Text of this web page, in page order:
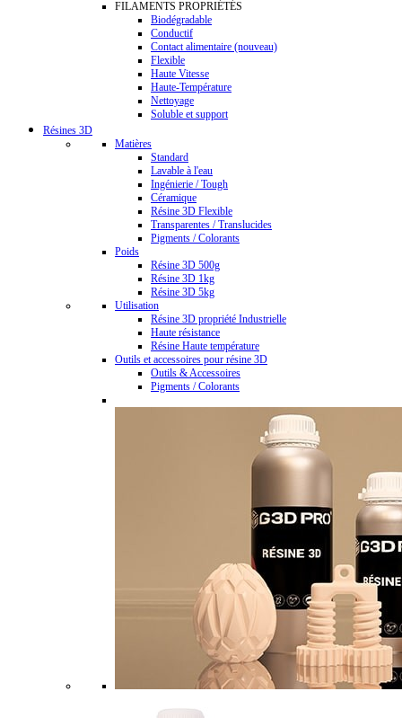
FILAMENTS PROPRIÉTÉS
Biodégradable
Conductif
Contact alimentaire (nouveau)
Flexible
Haute Vitesse
Haute-Température
Nettoyage
Soluble et support
Résines 3D
Matières
Standard
Lavable à l'eau
Ingénierie / Tough
Céramique
Résine 3D Flexible
Transparentes / Translucides
Pigments / Colorants
Poids
Résine 3D 500g
Résine 3D 1kg
Résine 3D 5kg
Utilisation
Résine 3D propriété Industrielle
Haute résistance
Résine Haute température
Outils et accessoires pour résine 3D
Outils & Accessoires
Pigments / Colorants